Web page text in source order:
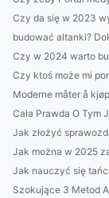
Czy da się w 2023
budować altanki?
Czy w 2024 warto
Czy ktoś może mi
Moderne måter å
Cała Prawda O Tym
Jak złożyć
Jak można w 2025
Jak nauczyć się
Szokujące 3 Metod